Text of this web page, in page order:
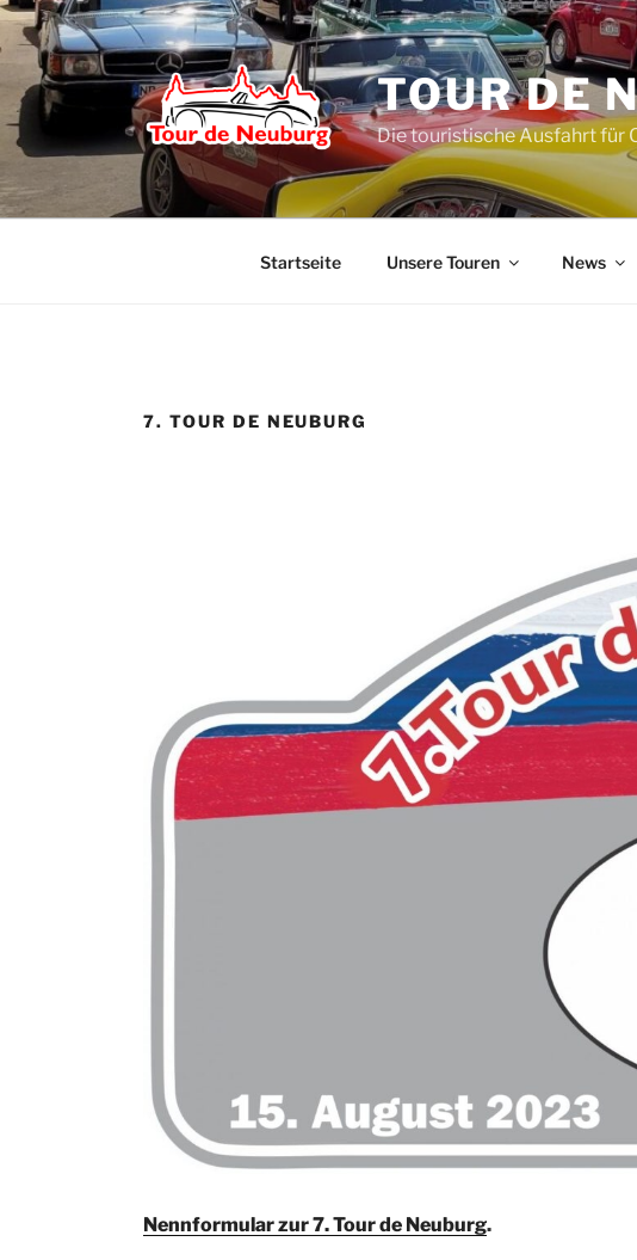
Zum
Inhalt
springen
TOUR DE
Die touristische Ausfahrt für
Startseite Unsere Touren News
7. TOUR DE NEUBURG
Nennformular zur 7. Tour de Neuburg.